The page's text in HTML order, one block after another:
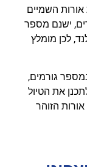
אורות השמיים
ישנם מספר
לכן מומלץ
גורמים,
את הטיול
הזוהר